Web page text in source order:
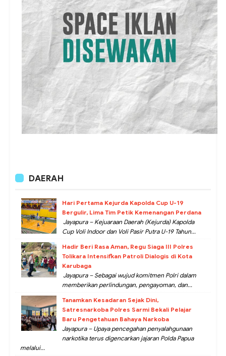
DAERAH
Hari Pertama Kejurda Kapolda Cup U-19
Bergulir, Lima Tim Petik Kemenangan Perdana
Jayapura – Kejuaraan Daerah (Kejurda) Kapolda
Cup Voli Indoor dan Voli Pasir Putra U-19 Tahun...
Hadir Beri Rasa Aman, Regu Siaga III Polres
Tolikara Intensifkan Patroli Dialogis di Kota
Karubaga
Jayapura – Sebagai wujud komitmen Polri dalam
memberikan perlindungan, pengayoman, dan...
Tanamkan Kesadaran Sejak Dini,
Satresnarkoba Polres Sarmi Bekali Pelajar
Baru Pengetahuan Bahaya Narkoba
Jayapura – Upaya pencegahan penyalahgunaan
narkotika terus digencarkan jajaran Polda Papua
melalui...